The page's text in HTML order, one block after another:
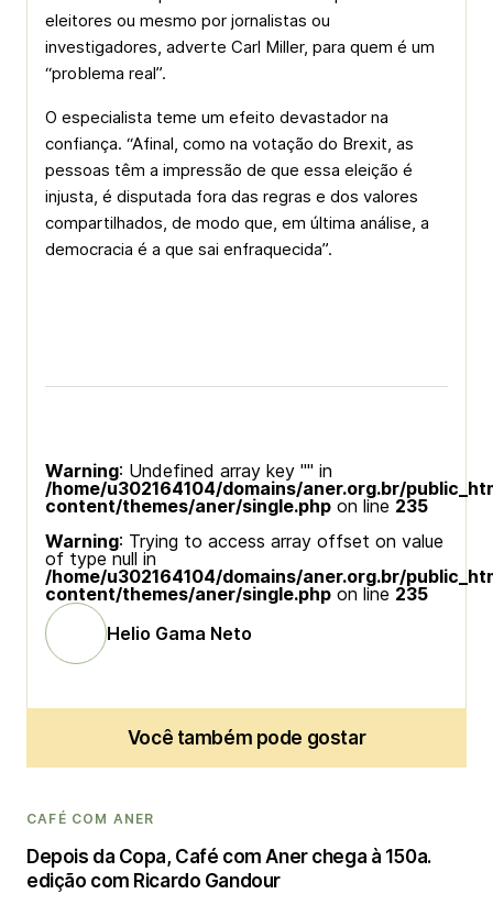
eleitores ou mesmo por jornalistas ou
investigadores, adverte Carl Miller, para quem é um
“problema real”.
O especialista teme um efeito devastador na
confiança. “Afinal, como na votação do Brexit, as
pessoas têm a impressão de que essa eleição é
injusta, é disputada fora das regras e dos valores
compartilhados, de modo que, em última análise, a
democracia é a que sai enfraquecida”.
Warning: Undefined array key "" in
/home/u302164104/domains/aner.org.br/
content/themes/aner/single.php on line 235
Warning: Trying to access array offset on value
of type null in
/home/u302164104/domains/aner.org.br/
content/themes/aner/single.php on line 235
Helio Gama Neto
Você também pode gostar
CAFÉ COM ANER
Depois da Copa, Café com Aner chega à 150a.
edição com Ricardo Gandour